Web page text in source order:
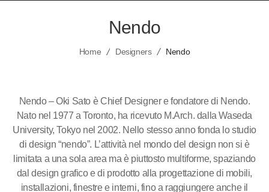
Nendo
Home Designers Nendo
Nendo – Oki Sato è Chief Designer e fondatore di Nendo.
Nato nel 1977 a Toronto, ha ricevuto M.Arch. dalla Waseda
University, Tokyo nel 2002. Nello stesso anno fonda lo studio
di design “nendo”. L’attività nel mondo del design non si è
limitata a una sola area ma è piuttosto multiforme, spaziando
dal design grafico e di prodotto alla progettazione di mobili,
installazioni, finestre e interni, fino a raggiungere anche il